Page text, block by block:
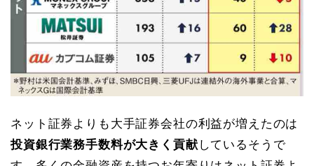
ネット証券よりも大手証券会社の利益が増えたのは
投資銀行業務手数料が大きく貢献 しているそうで